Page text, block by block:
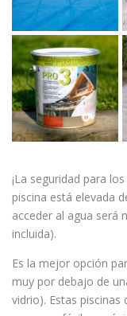
¡La seguridad para
piscina está elevada
acceder al agua será
incluida).
Es la mejor opción
muy por debajo de
vidrio). Estas